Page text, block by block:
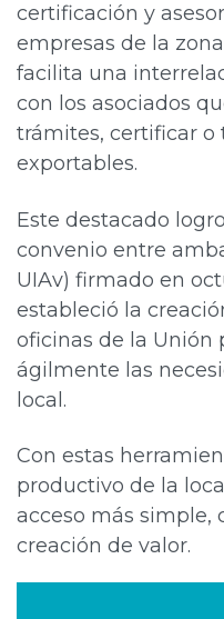
certificación y
empresas de la
facilita una
con los asociados
trámites, certificar
exportables.
Este destacado
convenio entre
UIAv) firmado en
estableció la
oficinas de la Unión
ágilmente las
local.
Con estas
productivo de la
acceso más simple,
creación de valor.